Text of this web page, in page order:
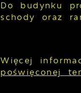
Do budynku
schody oraz
Więcej
poświęconej